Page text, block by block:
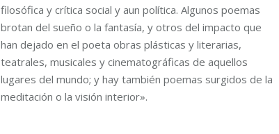
filosófica y crítica social y aun política. Algunos poemas
brotan del sueño o la fantasía, y otros del impacto que
han dejado en el poeta obras plásticas y literarias,
teatrales, musicales y cinematográficas de aquellos
lugares del mundo; y hay también poemas surgidos de la
meditación o la visión interior».